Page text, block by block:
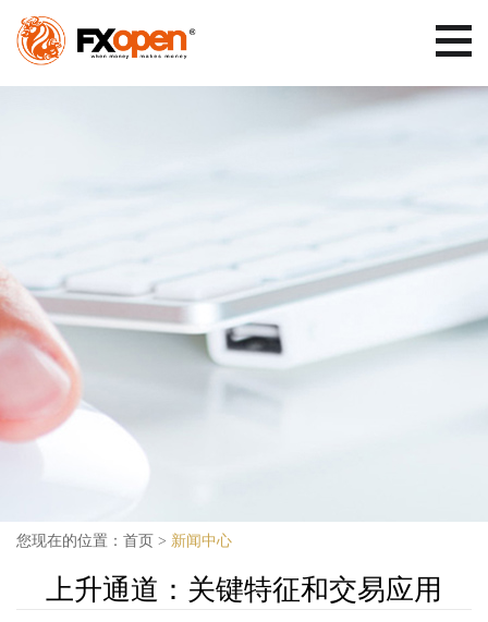
您现在的位置： 首页 > 新闻中心
上升通道：关键特征和交易应用